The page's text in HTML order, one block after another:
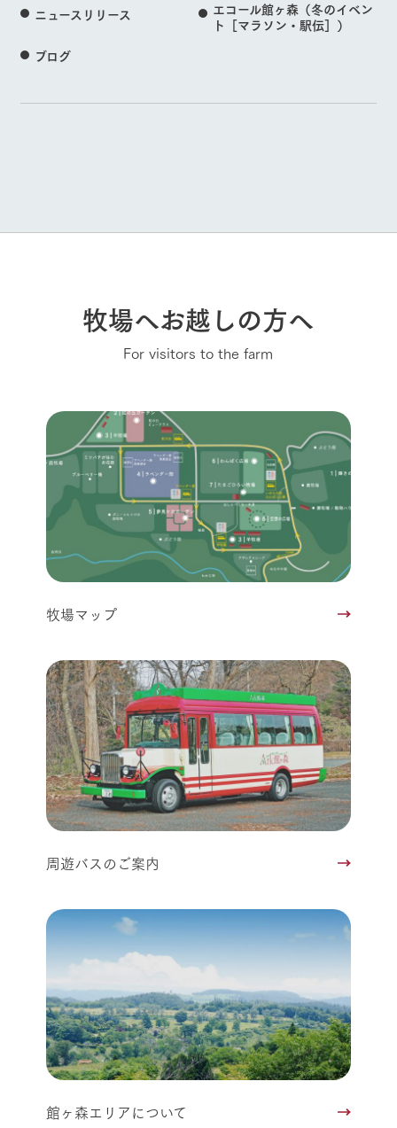
ニュースリリース
エコール館ヶ森（冬のイベン
ト［マラソン・駅伝］）
ブログ
牧場へお越しの方へ
For visitors to the farm
牧場マップ
周遊バスのご案内
館ヶ森エリアについて